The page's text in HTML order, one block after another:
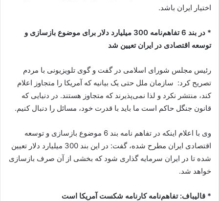
اختیار ایران باشد.
* در بند 6 تفاهم‌نامه 300 میلیارد دلار برای موضوع بازسازی و
توسعه اقتصادی در ایران تعیین شد
رئیس مجلس شورای اسلامی در گفت و گوی تلویزیونی با مردم
تصریح کرد: سازمان ملل حتی یک بیانیه که آمریکا را متجاوز اعلام
کند، منتشر نکرد و لذا نمی‌پذیرند که متجاوز هستند. در دنیایی که
قانون جنگل حاکم است ما باید با قدرت خود، مسائل را دنبال کنیم.
وی با اعلام اینکه در تفاهم نامه بند 6 موضوع بازسازی و توسعه
اقتصادی ایران مطرح شده، گفت: در این بند 300 میلیارد دلار تعیین
شده تا در ایران سرمایه گذاری شود که بخشی از آن صرف بازسازی
خواهد شد.
* قالیباف: تفاهم‌نامه کارنامه شکست آمریکا است